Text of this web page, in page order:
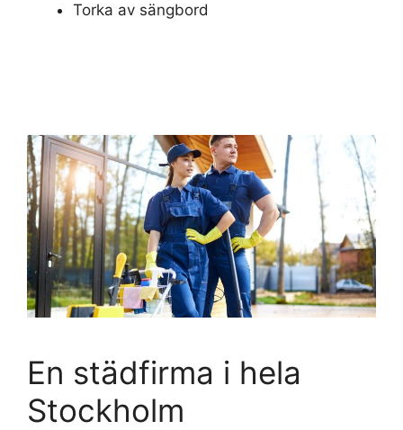
Torka av sängbord
En städfirma i hela
Stockholm